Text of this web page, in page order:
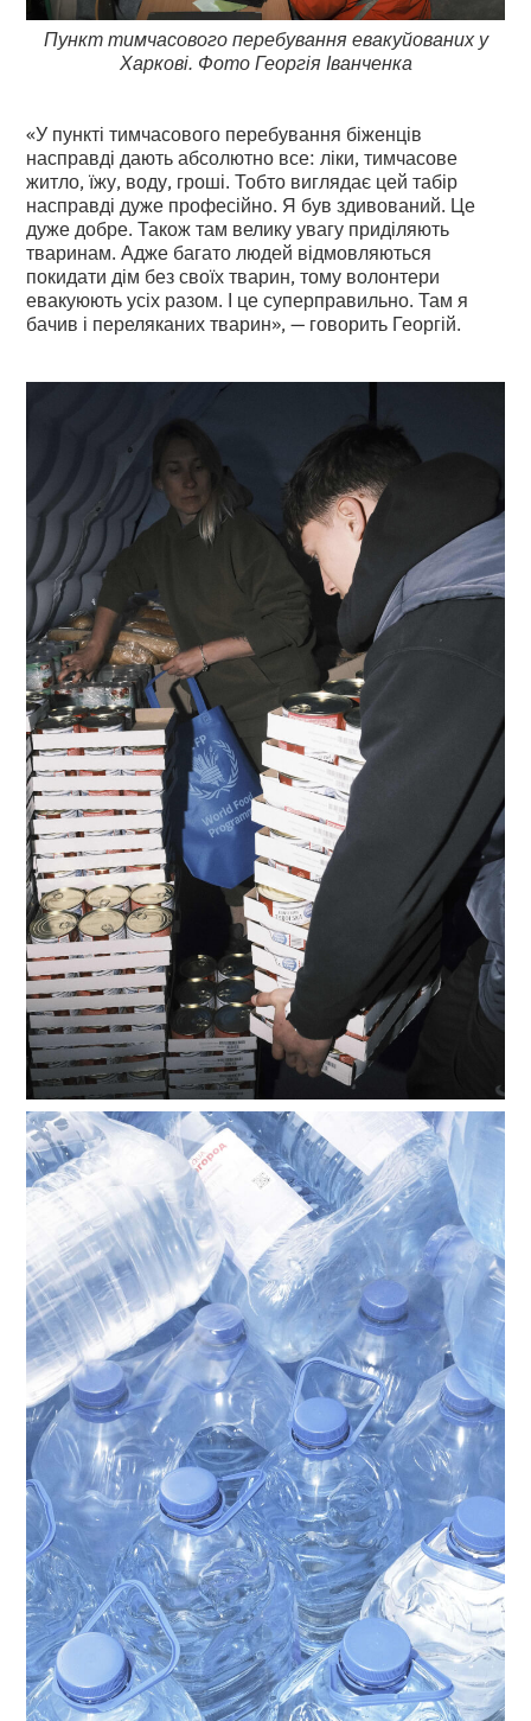
Пункт тимчасового перебування евакуйованих у
Харкові. Фото Георгія Іванченка
«У пункті тимчасового перебування біженців
насправді дають абсолютно все: ліки, тимчасове
житло, їжу, воду, гроші. Тобто виглядає цей табір
насправді дуже професійно. Я був здивований. Це
дуже добре. Також там велику увагу приділяють
тваринам. Адже багато людей відмовляються
покидати дім без своїх тварин, тому волонтери
евакуюють усіх разом. І це суперправильно. Там я
бачив і переляканих тварин», — говорить Георгій.